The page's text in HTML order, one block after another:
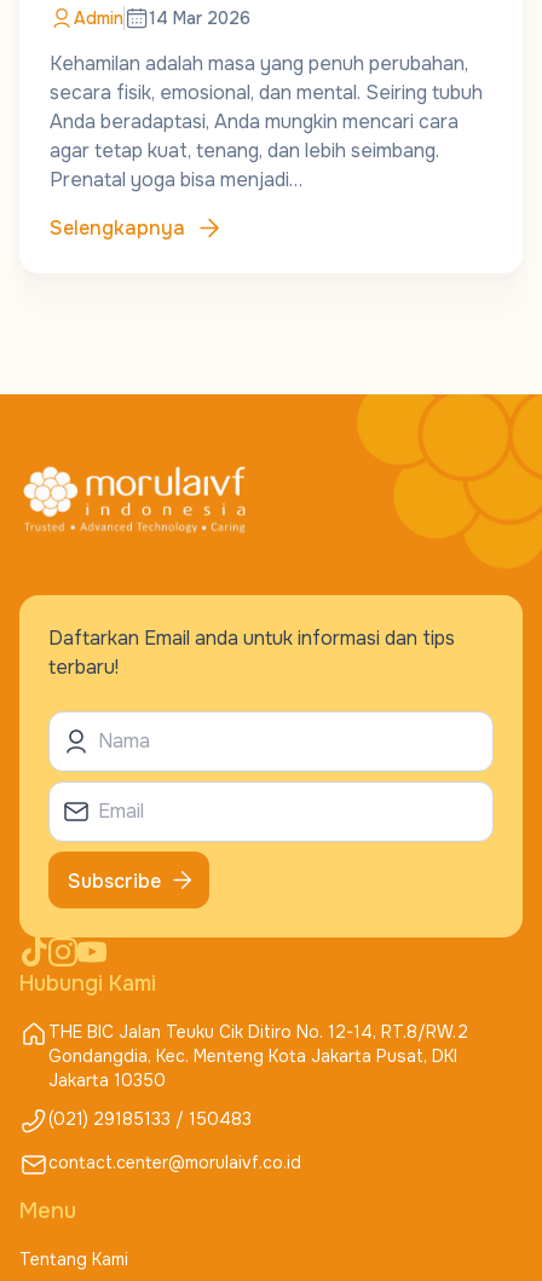
Admin 14 Mar 2026
Kehamilan adalah masa yang penuh perubahan,
secara fisik, emosional, dan mental. Seiring tubuh
Anda beradaptasi, Anda mungkin mencari cara
agar tetap kuat, tenang, dan lebih seimbang.
Prenatal yoga bisa menjadi…
Selengkapnya
Hubungi Kami
THE BIC Jalan Teuku Cik Ditiro No. 12-14, RT.8/RW.2
Gondangdia, Kec. Menteng Kota Jakarta Pusat, DKI
Jakarta 10350
(021) 29185133 / 150483
contact.center@morulaivf.co.id
Menu
Tentang Kami
Daftarkan Email anda untuk informasi dan tips
terbaru!
Subscribe